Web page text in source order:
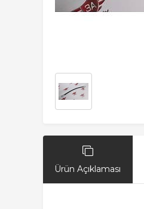
Ürün Açıklaması